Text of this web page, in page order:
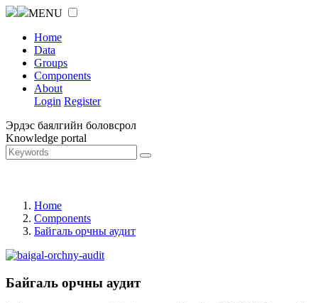
MENU
Home
Data
Groups
Components
About
Login Register
Эрдэс баялгийн боловсрол
Knowledge portal
Home
Components
Байгаль орчны аудит
Байгаль орчны аудит